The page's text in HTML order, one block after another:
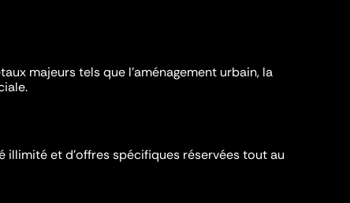
majeurs tels que l'aménagement urbain, la
illimité et d’offres spécifiques réservées tout au